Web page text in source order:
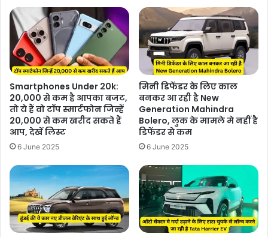
Smartphones Under 20k:
20,000 से कम है आपका बजट,
तो ये हैं वो टॉप स्मार्टफोन जिन्हें
20,000 से कम खरीद सकते हैं
आप, देखें लिस्ट
6 June 2025
मिनी डिफेंडर के लिए काल
बनकर आ रही है New
Generation Mahindra
Bolero, लुक के मामले मे नहीं है
डिफेंडर से कम
6 June 2025